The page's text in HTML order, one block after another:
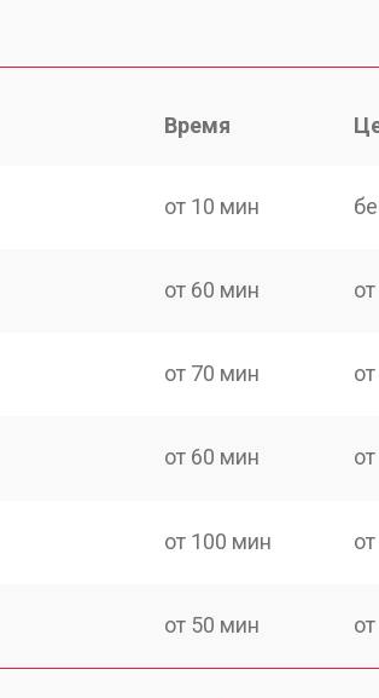
Время
от 10 мин
от 60 мин
от 70 мин
от 60 мин
от 100 мин
от 50 мин